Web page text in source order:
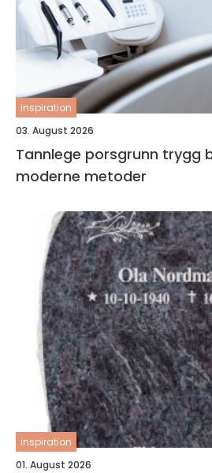
inspiration
03. August 2026
Tannlege porsgrunn trygg behandling med
moderne metoder
inspiration
01. August 2026